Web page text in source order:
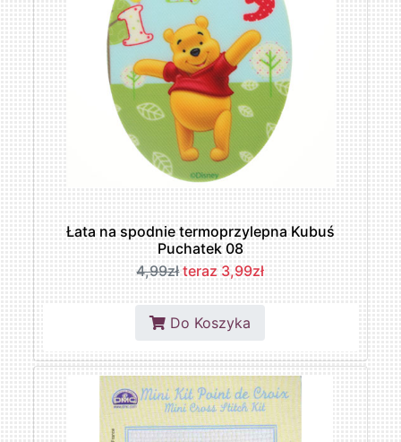
Łata na spodnie termoprzylepna Kubuś
Puchatek 08
4,99zł teraz 3,99zł
Do Koszyka